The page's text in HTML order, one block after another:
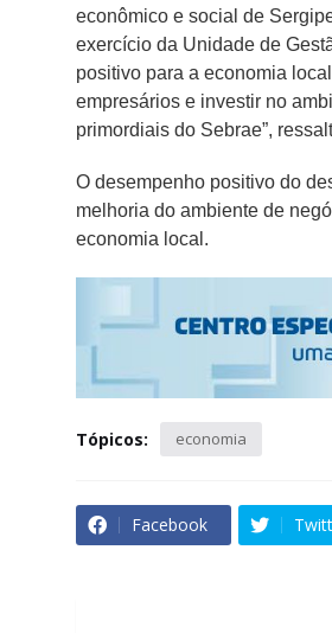
econômico e social de
exercício da Unidade de
positivo para a economia
empresários e investir no
primordiais do Sebrae”,
O desempenho positivo do
melhoria do ambiente de
economia local.
Tópicos: economia
Facebook